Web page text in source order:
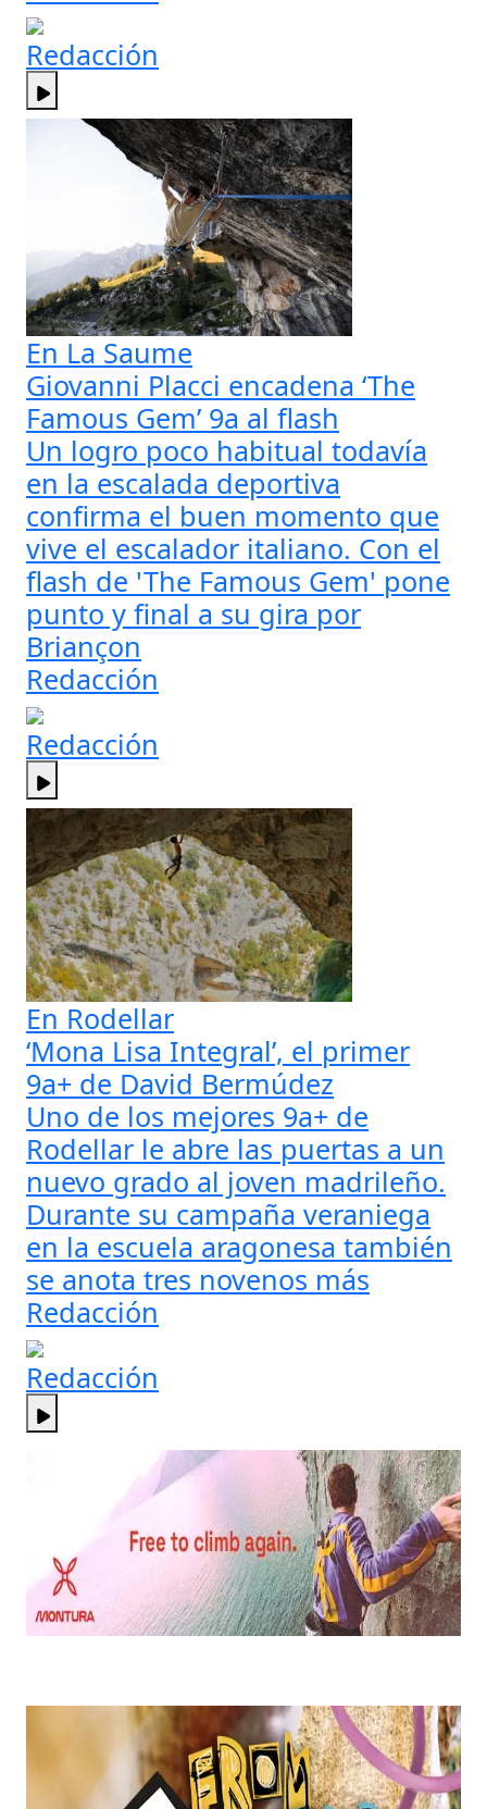
Redacción
En La Saume
Giovanni Placci encadena ‘The
Famous Gem’ 9a al flash
Un logro poco habitual todavía
en la escalada deportiva
confirma el buen momento que
vive el escalador italiano. Con el
flash de 'The Famous Gem' pone
punto y final a su gira por
Briançon
Redacción
Redacción
En Rodellar
‘Mona Lisa Integral’, el primer
9a+ de David Bermúdez
Uno de los mejores 9a+ de
Rodellar le abre las puertas a un
nuevo grado al joven madrileño.
Durante su campaña veraniega
en la escuela aragonesa también
se anota tres novenos más
Redacción
Redacción